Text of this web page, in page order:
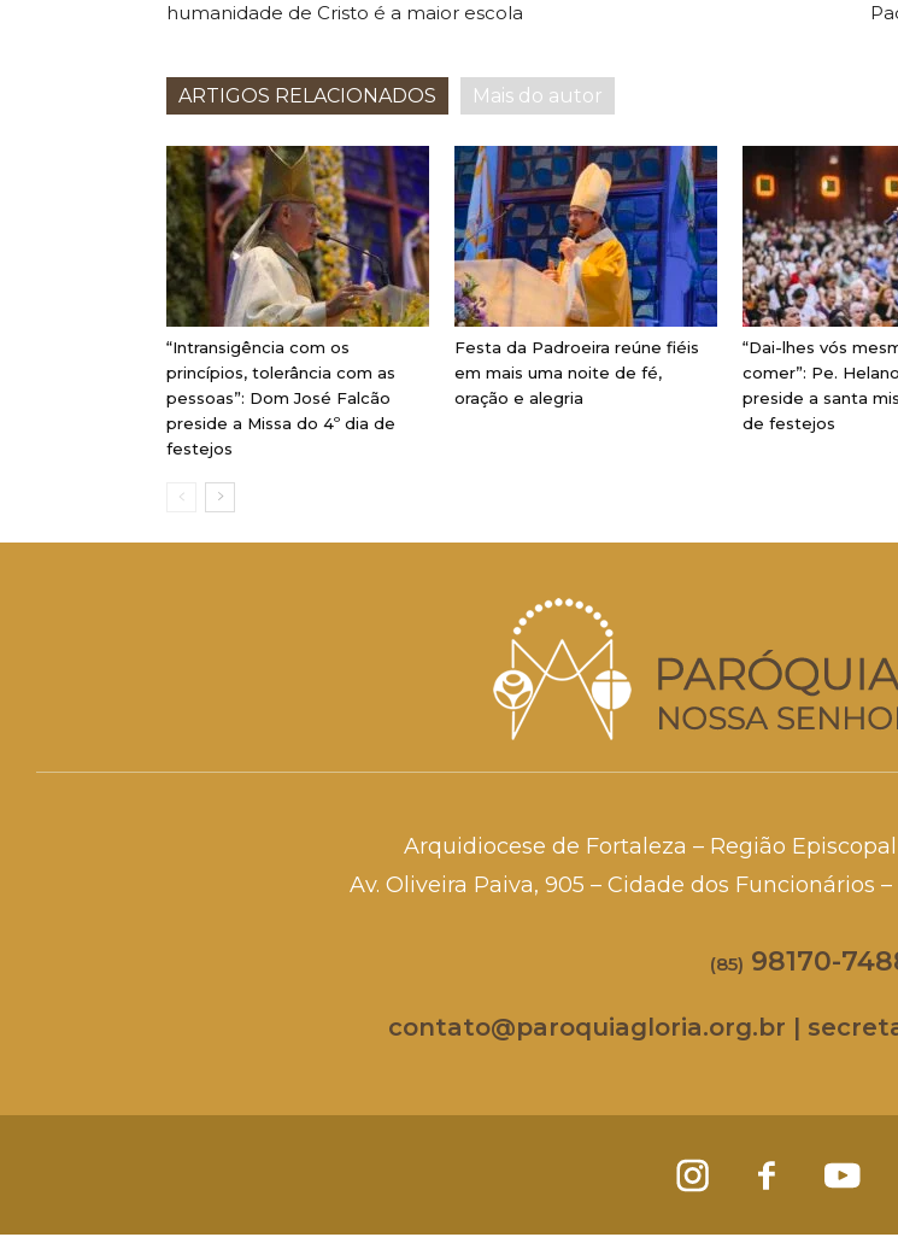
humanidade de Cristo é a maior escola
ARTIGOS RELACIONADOS Mais do autor
“Intransigência com os
princípios, tolerância com as
pessoas”: Dom José Falcão
preside a Missa do 4º dia de
festejos
Festa da Padroeira reúne fiéis
em mais uma noite de fé,
oração e alegria
“Dai-lhes vós
comer”: Pe.
preside a santa
de festejos
Arquidiocese de Fortaleza – Região
Av. Oliveira Paiva, 905 – Cidade dos Funcionários
(85) 98170-
contato@paroquiagloria.org.br |